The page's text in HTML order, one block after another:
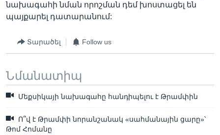
նախագահի նման որոշման դեմ խոստացել են
պայքարել դատարանում:
Տարածել Follow us
Նմանատիպ
Մեքսիկայի նախագահը հանդիպելու է Թրամփին
Ո՞վ է Թրամփի նորանշանակ «սահմանային ցարը»՝
Թոմ Հոմանը